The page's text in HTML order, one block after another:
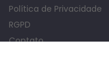
Política de Privacidade
RGPD
Contato